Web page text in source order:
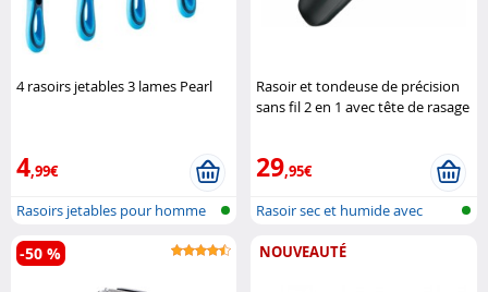
4 rasoirs jetables 3 lames Pearl
4,99€
Rasoirs jetables pour homme
Rasoir et tondeuse de précision
sans fil 2 en 1 avec tête de rasage
29,95€
Rasoir sec et humide avec
-50 % NOUVEAUTÉ